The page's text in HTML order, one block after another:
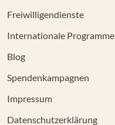
Freiwilligendienste
Internationale Programme
Blog
Spendenkampagnen
Impressum
Datenschutzerklärung